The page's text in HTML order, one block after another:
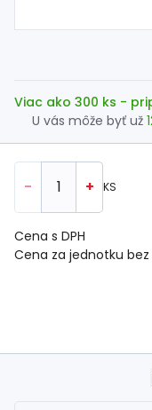
Viac ako 300 ks -
U vás môže byť už
- + KS
Cena za jednotku bez
Cena s DPH